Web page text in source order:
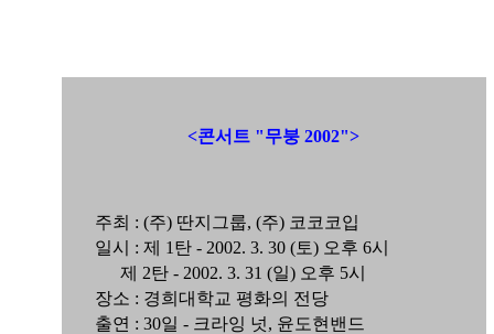
<콘서트 "무붕 2002">
주최 : (주) 딴지그룹, (주) 코코코입
일시 : 제 1탄 - 2002. 3. 30 (토) 오후 6시
제 2탄 - 2002. 3. 31 (일) 오후 5시
장소 : 경희대학교 평화의 전당
출연 : 30일 - 크라잉 넛, 윤도현밴드